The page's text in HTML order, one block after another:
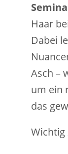
Haar
Dabei
Asch –
um ein
das
Wichtig